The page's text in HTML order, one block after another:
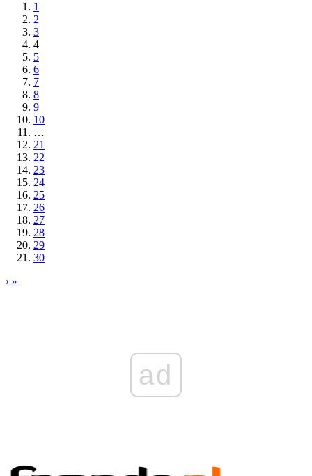
1
2
3
4
5
6
7
8
9
10
…
21
22
23
24
25
26
27
28
29
30
› »
ad